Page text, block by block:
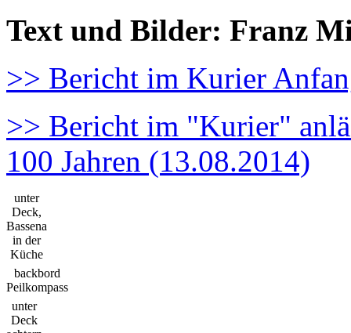
Text und Bilder: Franz
>> Bericht im Kurier
>> Bericht im "Kurier"
100 Jahren (13.08.2014)
unter
Deck,
Bassena
in der
Küche
backbord
Peilkompass
unter
Deck